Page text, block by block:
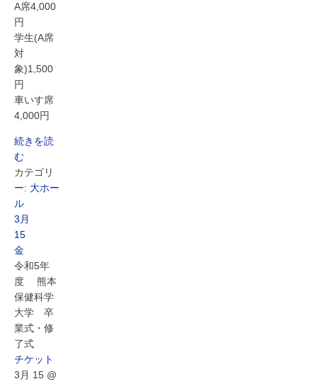
A席4,000
円
学生(A席
対
象)1,500
円
車いす席
4,000円
続きを読
む
カテゴリ
ー: 大ホー
ル
3月
15
金
令和5年
度 熊本
保健科学
大学 卒
業式・修
了式
チケット
3月 15 @